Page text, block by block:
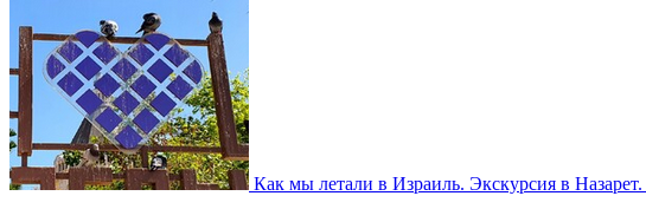
Как мы летали в Израиль. Экскурсия в